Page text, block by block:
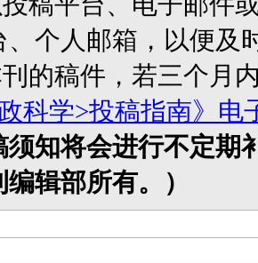
、个人邮箱，以便及
的稿件，若三个月
科学>投稿指南》电
须知将会进行不定
辑部所有。）